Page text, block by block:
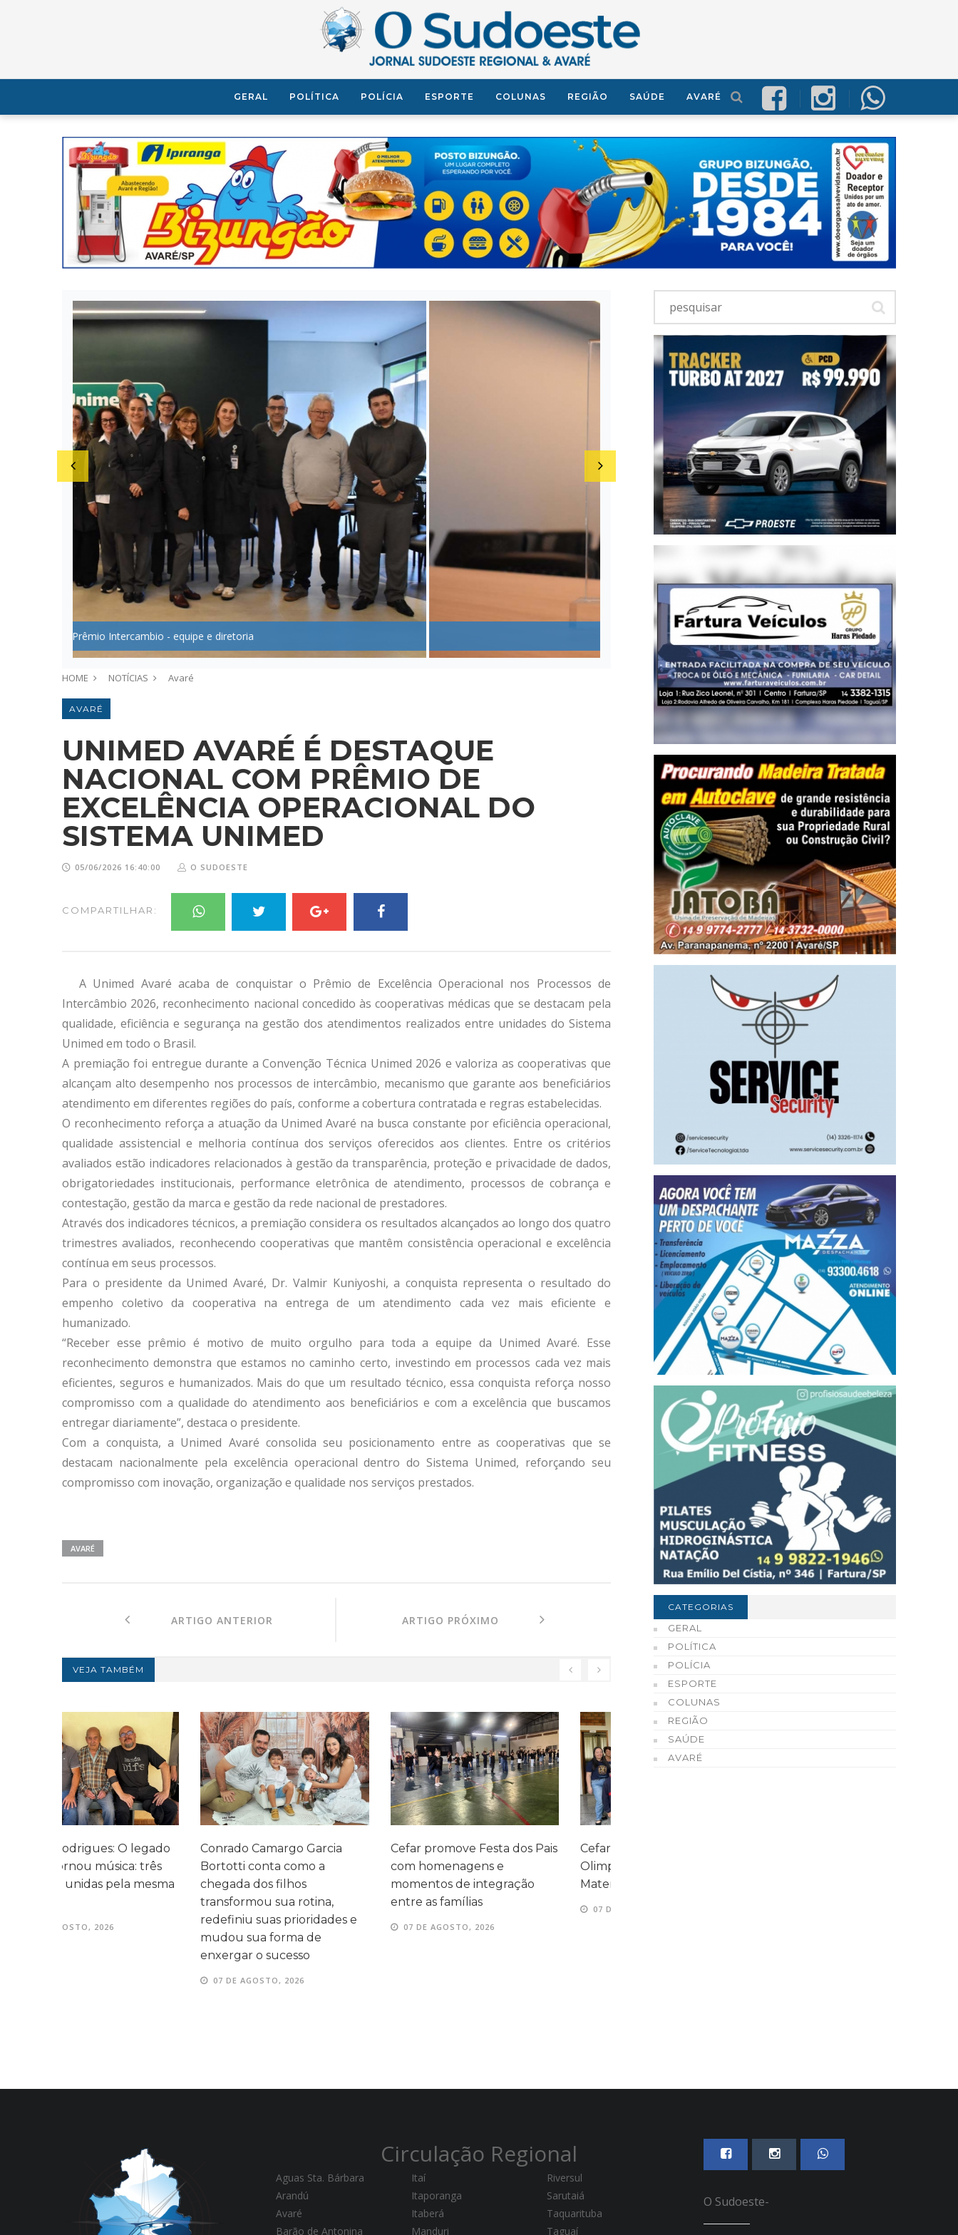
GERAL POLÍTICA POLÍCIA ESPORTE COLUNAS REGIÃO SAÚDE AVARÉ
Prêmio Intercambio - equipe e diretoria
HOME NOTÍCIAS Avaré
AVARÉ
UNIMED AVARÉ É DESTAQUE
NACIONAL COM PRÊMIO DE
EXCELÊNCIA OPERACIONAL DO
SISTEMA UNIMED
05/06/2026 16:40:00 O SUDOESTE
COMPARTILHAR:
A Unimed Avaré acaba de conquistar o Prêmio de Excelência Operacional nos Processos de
Intercâmbio 2026, reconhecimento nacional concedido às cooperativas médicas que se destacam pela
qualidade, eficiência e segurança na gestão dos atendimentos realizados entre unidades do Sistema
Unimed em todo o Brasil.
A premiação foi entregue durante a Convenção Técnica Unimed 2026 e valoriza as cooperativas que
alcançam alto desempenho nos processos de intercâmbio, mecanismo que garante aos beneficiários
atendimento em diferentes regiões do país, conforme a cobertura contratada e regras estabelecidas.
O reconhecimento reforça a atuação da Unimed Avaré na busca constante por eficiência operacional,
qualidade assistencial e melhoria contínua dos serviços oferecidos aos clientes. Entre os critérios
avaliados estão indicadores relacionados à gestão da transparência, proteção e privacidade de dados,
obrigatoriedades institucionais, performance eletrônica de atendimento, processos de cobrança e
contestação, gestão da marca e gestão da rede nacional de prestadores.
Através dos indicadores técnicos, a premiação considera os resultados alcançados ao longo dos quatro
trimestres avaliados, reconhecendo cooperativas que mantêm consistência operacional e excelência
contínua em seus processos.
Para o presidente da Unimed Avaré, Dr. Valmir Kuniyoshi, a conquista representa o resultado do
empenho coletivo da cooperativa na entrega de um atendimento cada vez mais eficiente e
humanizado.
“Receber esse prêmio é motivo de muito orgulho para toda a equipe da Unimed Avaré. Esse
reconhecimento demonstra que estamos no caminho certo, investindo em processos cada vez mais
eficientes, seguros e humanizados. Mais do que um resultado técnico, essa conquista reforça nosso
compromisso com a qualidade do atendimento aos beneficiários e com a excelência que buscamos
entregar diariamente”, destaca o presidente.
Com a conquista, a Unimed Avaré consolida seu posicionamento entre as cooperativas que se
destacam nacionalmente pela excelência operacional dentro do Sistema Unimed, reforçando seu
compromisso com inovação, organização e qualidade nos serviços prestados.
AVARÉ
ARTIGO ANTERIOR ARTIGO PRÓXIMO
VEJA TAMBÉM
Conrado Camargo Garcia
Bortotti conta como a
chegada dos filhos
redefiniu suas prioridades e
Cefar promove Festa dos Pais
com homenagens e
momentos de integração
entre as famílias
07 DE AGOSTO, 2026
Cefar conquista medalhas na
Olimpíada Canguru de
Matemática
07 DE AGOSTO, 2026
CATEGORIAS
GERAL
POLÍTICA
POLÍCIA
ESPORTE
COLUNAS
REGIÃO
SAÚDE
AVARÉ
Circulação Regional
Aguas Sta. Bárbara
Arandú
Avaré
Barão de Antonina
Itaí
Itaporanga
Itaberá
Manduri
Riversul
Sarutaiá
Taquarituba
Taguaí
O Sudoeste-